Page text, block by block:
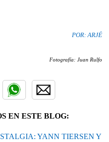
POR: ARJÉ
Fotografía: Juan Rulfo
EN ESTE BLOG:
YANN TIERSEN Y